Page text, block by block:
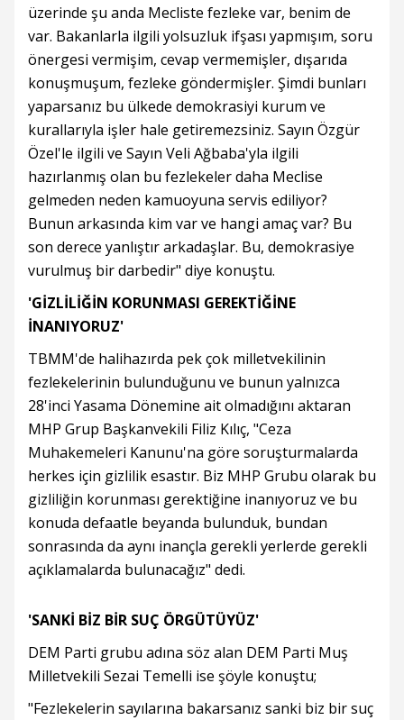
üzerinde şu anda Mecliste fezleke var, benim de
var. Bakanlarla ilgili yolsuzluk ifşası yapmışım, soru
önergesi vermişim, cevap vermemişler, dışarıda
konuşmuşum, fezleke göndermişler. Şimdi bunları
yaparsanız bu ülkede demokrasiyi kurum ve
kurallarıyla işler hale getiremezsiniz. Sayın Özgür
Özel'le ilgili ve Sayın Veli Ağbaba'yla ilgili
hazırlanmış olan bu fezlekeler daha Meclise
gelmeden neden kamuoyuna servis ediliyor?
Bunun arkasında kim var ve hangi amaç var? Bu
son derece yanlıştır arkadaşlar. Bu, demokrasiye
vurulmuş bir darbedir" diye konuştu.
'GİZLİLİĞİN KORUNMASI GEREKTİĞİNE
İNANIYORUZ'
TBMM'de halihazırda pek çok milletvekilinin
fezlekelerinin bulunduğunu ve bunun yalnızca
28'inci Yasama Dönemine ait olmadığını aktaran
MHP Grup Başkanvekili Filiz Kılıç, "Ceza
Muhakemeleri Kanunu'na göre soruşturmalarda
herkes için gizlilik esastır. Biz MHP Grubu olarak bu
gizliliğin korunması gerektiğine inanıyoruz ve bu
konuda defaatle beyanda bulunduk, bundan
sonrasında da aynı inançla gerekli yerlerde gerekli
açıklamalarda bulunacağız" dedi.
'SANKİ BİZ BİR SUÇ ÖRGÜTÜYÜZ'
DEM Parti grubu adına söz alan DEM Parti Muş
Milletvekili Sezai Temelli ise şöyle konuştu;
"Fezlekelerin sayılarına bakarsanız sanki biz bir suç